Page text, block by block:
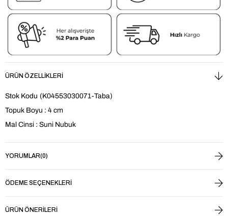
ÜRÜN ÖZELLIKLERI
Stok Kodu (K04553030071-Taba)
Topuk Boyu : 4 cm
Mal Cinsi : Suni Nubuk
YORUMLAR(0)
ÖDEME SEÇENEKLERI
ÜRÜN ÖNERILERI